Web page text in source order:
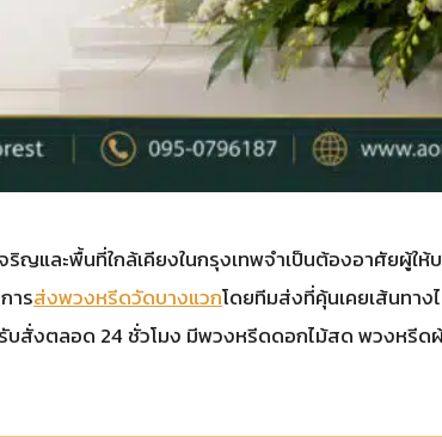
และพื้นที่ใกล้เคียงในกรุงเทพจำเป็นต้องอาศัยผู้ให้
ารส่งพวงหรีดวัดบางแวกโดยทีมส่งที่คุ้นเคยเส้นทา
บสั่งตลอด 24 ชั่วโมง มีพวงหรีดดอกไม้สด พวงหรีด